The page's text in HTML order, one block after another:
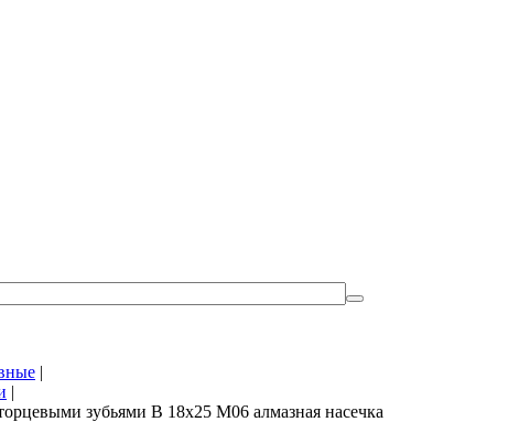
|
|
зубьями B 18х25 M06 алмазная насечка